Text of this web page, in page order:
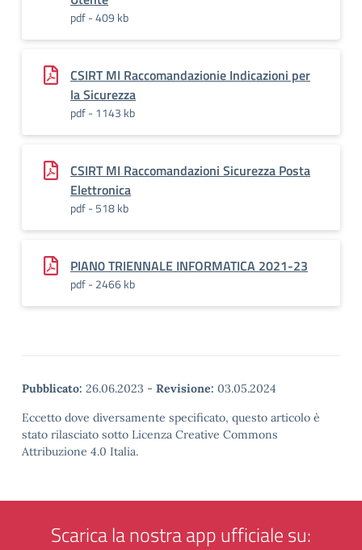
pdf - 409 kb
CSIRT MI Raccomandazionie Indicazioni per
la Sicurezza
pdf - 1143 kb
CSIRT MI Raccomandazioni Sicurezza Posta
Elettronica
pdf - 518 kb
PIAN0 TRIENNALE INFORMATICA 2021-23
pdf - 2466 kb
Pubblicato: 26.06.2023 - Revisione: 03.05.2024
Eccetto dove diversamente specificato, questo articolo è
stato rilasciato sotto Licenza Creative Commons
Attribuzione 4.0 Italia.
Scarica la nostra app ufficiale su: